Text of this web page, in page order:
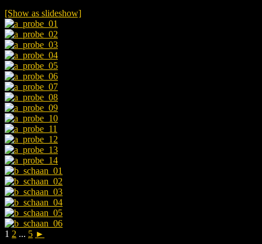
[Show as slideshow]
1 2 ... 5 ►